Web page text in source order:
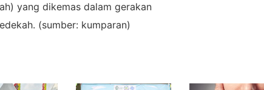
yang dikemas dalam gerakan
(sumber: kumparan)